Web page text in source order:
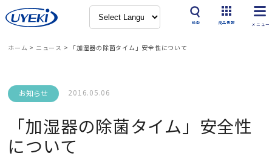
検索 商品情報
ホーム > ニュース > 「加湿器の除菌タイム」安全性について
2016.05.06
お知らせ
「加湿器の除菌タイム」安全性
について